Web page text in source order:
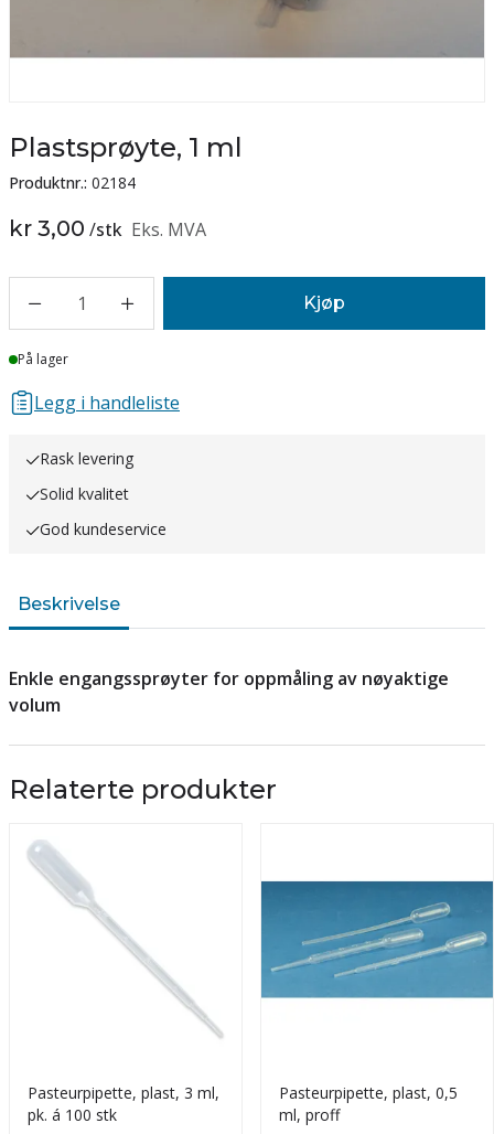
Plastsprøyte, 1 ml
Produktnr.: 02184
kr 3,00 /stk Eks. MVA
1 Kjøp
Lager
På lager
Legg i handleliste
Rask levering
Solid kvalitet
God kundeservice
Beskrivelse
Enkle engangssprøyter for oppmåling av nøyaktige
volum
Relaterte produkter
Pasteurpipette, plast, 3 ml,
pk. á 100 stk
Pasteurpipette, plast, 0,5
ml, proff